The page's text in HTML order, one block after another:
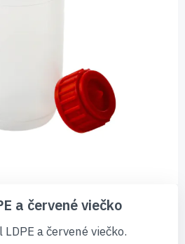
a červené viečko
a červené viečko.